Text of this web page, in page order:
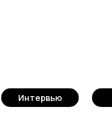
Интервью